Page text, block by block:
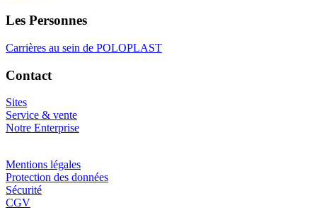
Les Personnes
Carrières au sein de POLOPLAST
Contact
Sites
Service & vente
Notre Enterprise
Mentions légales
Protection des données
Sécurité
CGV